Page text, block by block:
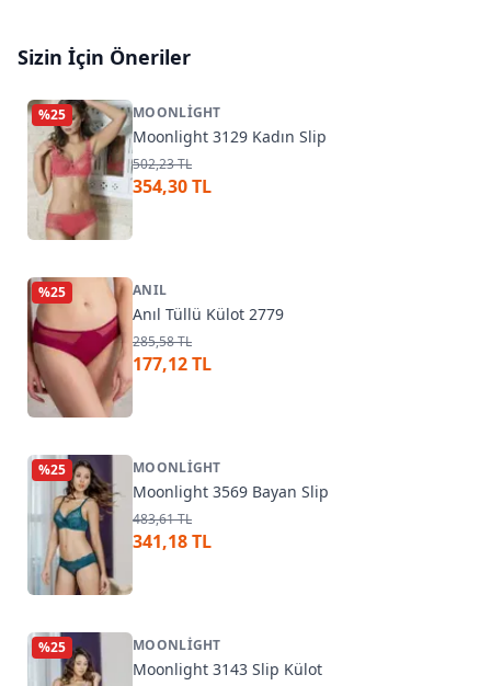
Sizin İçin Öneriler
%25 MOONLIGHT
Moonlight 3129 Kadın Slip
502,23 TL
354,30 TL
%25 ANIL
Anıl Tüllü Külot 2779
285,58 TL
177,12 TL
%25 MOONLIGHT
Moonlight 3569 Bayan Slip
483,61 TL
341,18 TL
%25 MOONLIGHT
Moonlight 3143 Slip Külot